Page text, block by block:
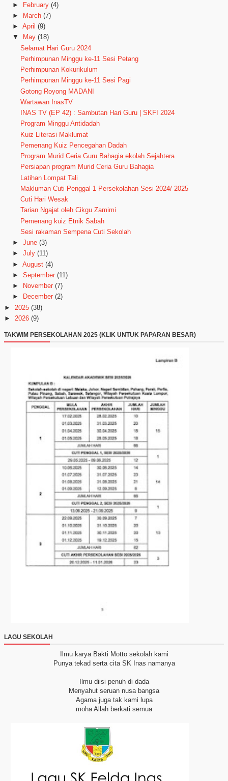
► February (4)
►
March (7)
► April (9)
▼
May (18)
Selamat Hari Guru 2024
Perhimpunan Minggu ke-11 Sesi Petang
Perhimpunan Kokurikulum
Perhimpunan Minggu ke-11 Sesi Pagi
Gotong Royong MADANI
Wartawan InasTV
INAS TV (EP 42) : Sambutan Hari Guru | SKFI 2024
Program Minggu Antidadah
Kuiz Literasi Maklumat
Pemenang Kuiz Pencegahan Dadah
Program Murid Ceria Guru Bahagia ekolah Sejahtera
Persiapan program Murid Ceria Guru Bahagia
Latihan Lompat Tali
Makluman Cuti Penggal 1 Persekolahan Sesi 2024/ 2025
Cuti Hari Wesak
Tarian Ngajat oleh Cikgu Zamimi
Pemenang kuiz Etnik Sabah
Sesi rakaman Sempena Cuti Sekolah
► June (3)
► July (11)
► August (4)
► September (11)
►
November (7)
►
December (2)
► 2025 (38)
► 2026 (9)
TAKWIM PERSEKOLAHAN 2025 (KLIK UNTUK PAPARAN BESAR)
LAGU SEKOLAH
Ilmu karya Bakti Motto sekolah kami
Punya tekad serta cita SK Inas namanya
Ilmu diisi penuh di dada
Menyahut seruan nusa bangsa
Agama juga tak kami lupa
moha Allah berkati semua